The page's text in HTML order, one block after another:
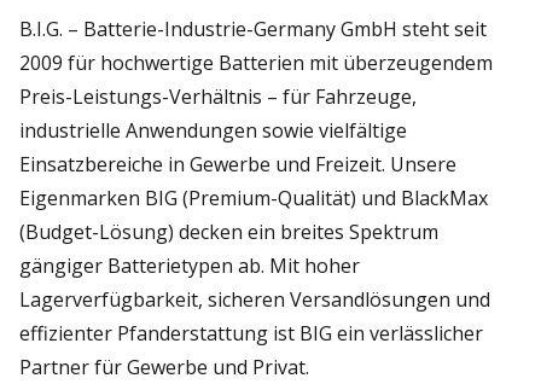
B.I.G. – Batterie-Industrie-Germany GmbH steht seit
2009 für hochwertige Batterien mit überzeugendem
Preis-Leistungs-Verhältnis – für Fahrzeuge,
industrielle Anwendungen sowie vielfältige
Einsatzbereiche in Gewerbe und Freizeit. Unsere
Eigenmarken BIG (Premium-Qualität) und BlackMax
(Budget-Lösung) decken ein breites Spektrum
gängiger Batterietypen ab. Mit hoher
Lagerverfügbarkeit, sicheren Versandlösungen und
effizienter Pfanderstattung ist BIG ein verlässlicher
Partner für Gewerbe und Privat.